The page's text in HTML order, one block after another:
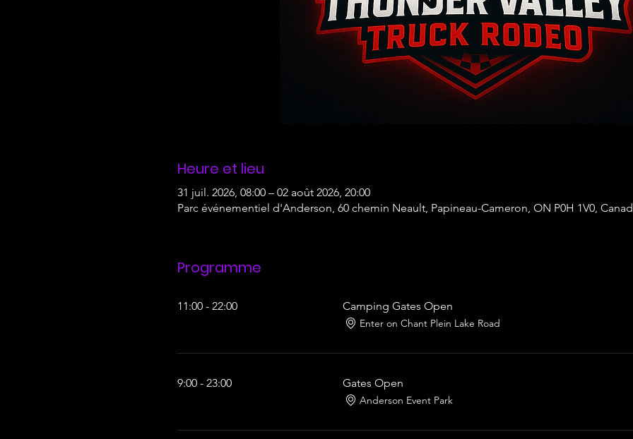
Heure et lieu
31 juil. 2026, 08:00 – 02 août 2026, 20:00
Parc événementiel d'Anderson, 60 chemin Neault, Papineau-Cameron, ON P0H 1V0,
Programme
11:00 - 22:00 Camping Gates Open
Enter on Chant Plein Lake Road
9:00 - 23:00 Gates Open
Anderson Event Park